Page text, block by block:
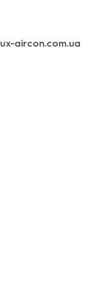
aircon.com.ua